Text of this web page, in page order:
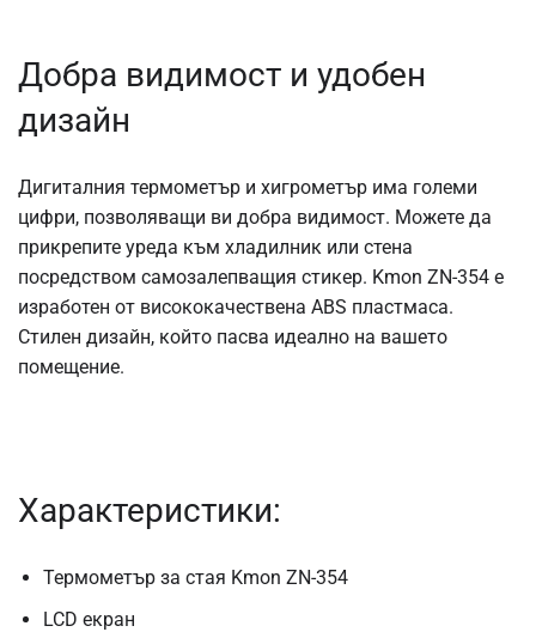
Добра видимост и удобен
дизайн
Дигиталния термометър и хигрометър има големи
цифри, позволяващи ви добра видимост. Можете да
прикрепите уреда към хладилник или стена
посредством самозалепващия стикер. Kmon ZN-354 е
изработен от висококачествена ABS пластмаса.
Стилен дизайн, който пасва идеално на вашето
помещение.
Характеристики:
Термометър за стая Kmon ZN-354
LCD екран